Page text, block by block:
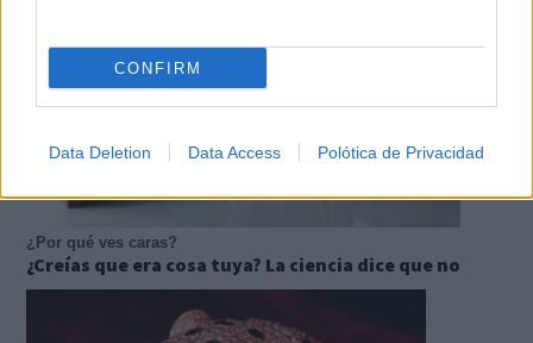
CONFIRM
Data Deletion Data Access Polótica de Privacidad
¿Por qué ves caras?
¿Creías que era cosa tuya? La ciencia dice que no